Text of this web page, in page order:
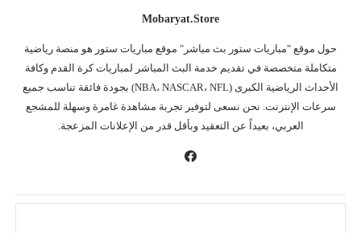
Mobaryat.store
حول موقع "مباريات ستور بث مباشر" موقع مباريات ستور هو منصة رياضية
متكاملة متخصصة في تقديم خدمة البث المباشر لمباريات كرة القدم وكافة
الأحداث الرياضية الكبرى (NBA، NASCAR، NFL) بجودة فائقة تناسب جميع
سرعات الإنترنت. نحن نسعى لتوفير تجربة مشاهدة غامرة وسهلة للمشجع
العربي، بعيداً عن التعقيد وبأقل قدر من الإعلانات المزعجة.